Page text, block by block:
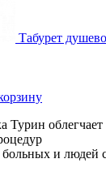
Табурет
Турин
и людей